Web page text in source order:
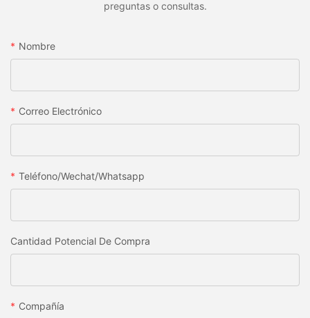
preguntas o consultas.
Nombre
Correo Electrónico
Teléfono/wechat/whatsapp
Cantidad Potencial De Compra
Compañía